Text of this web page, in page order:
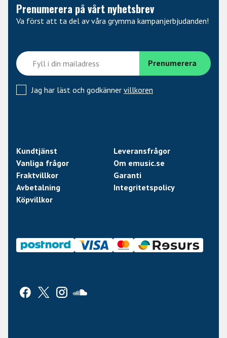
Prenumerera på vårt nyhetsbrev
Va först att ta del av våra grymma kampanjerbjudanden!
Jag har läst och godkänner villkoren
Kundtjänst
Leveransfrågor
Vanliga frågor
Om emusic.se
Fraktvillkor
Garanti
Avbetalning
Integritetspolicy
Köpvillkor